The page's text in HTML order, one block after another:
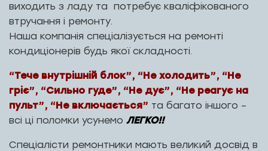
виходить з ладу та потребує кваліфікованого
втручання і ремонту.
Наша компанія спеціалізується на ремонті
кондиціонерів будь якої складності.
“Тече внутрішній блок”, “Не холодить”, “Не
гріє”, “Сильно гуде”, “Не дує”, “Не реагує на
пульт”, “Не включається” та багато іншого –
всі ці поломки усунемо ЛЕГКО!!
Спеціалісти ремонтники мають великий досвід в